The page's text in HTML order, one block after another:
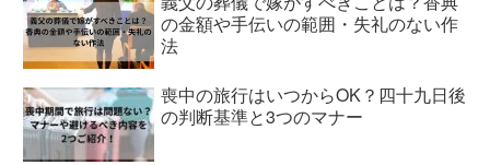
の金額や手伝いの範囲・失礼のない作
法
喪中の旅行はいつからOK？四十九日後
の判断基準と3つのマナー